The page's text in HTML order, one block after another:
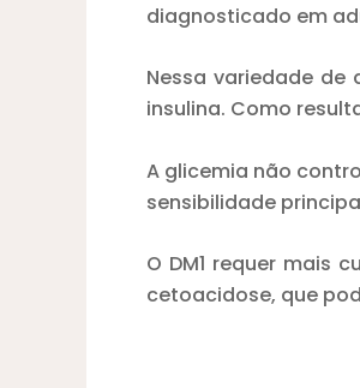
diagnosticado em
Nessa variedade
insulina. Como
A glicemia não
sensibilidade
O DM1 requer mais
cetoacidose, que